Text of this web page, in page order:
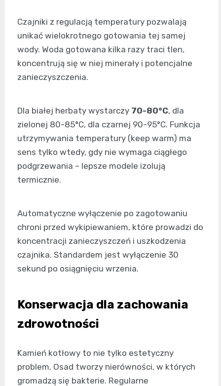
Czajniki z regulacją temperatury pozwalają
unikać wielokrotnego gotowania tej samej
wody. Woda gotowana kilka razy traci tlen,
koncentrują się w niej minerały i potencjalne
zanieczyszczenia.
Dla białej herbaty wystarczy 70-80°C, dla
zielonej 80-85°C, dla czarnej 90-95°C. Funkcja
utrzymywania temperatury (keep warm) ma
sens tylko wtedy, gdy nie wymaga ciągłego
podgrzewania – lepsze modele izolują
termicznie.
Automatyczne wyłączenie po zagotowaniu
chroni przed wykipiewaniem, które prowadzi do
koncentracji zanieczyszczeń i uszkodzenia
czajnika. Standardem jest wyłączenie 30
sekund po osiągnięciu wrzenia.
Konserwacja dla zachowania
zdrowotności
Kamień kotłowy to nie tylko estetyczny
problem. Osad tworzy nierówności, w których
gromadzą się bakterie. Regularne